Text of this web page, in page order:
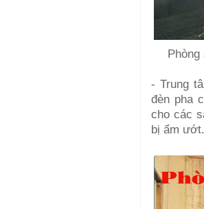
- Trung
đèn pha
cho các
bị ẩm ướt.